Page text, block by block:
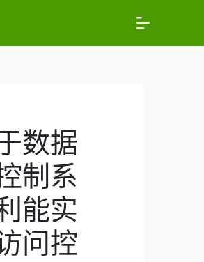
数据
制系
能实
问控